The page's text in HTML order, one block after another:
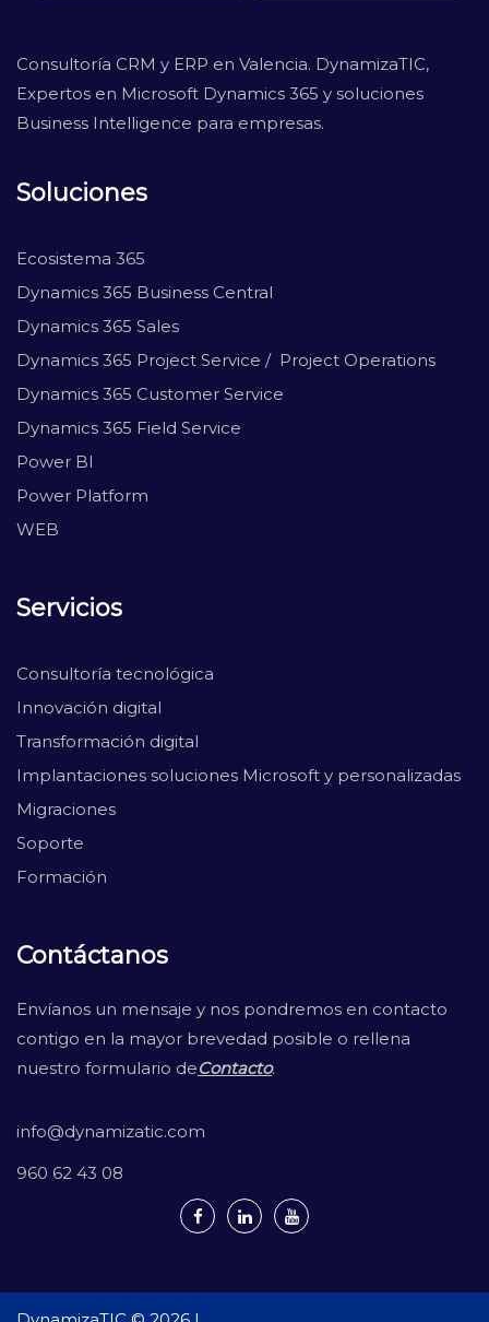
Consultoría CRM y ERP en Valencia. DynamizaTIC,
Expertos en Microsoft Dynamics 365 y soluciones
Business Intelligence para empresas.
Soluciones
Ecosistema 365
Dynamics 365 Business Central
Dynamics 365 Sales
Dynamics 365 Project Service / Project Operations
Dynamics 365 Customer Service
Dynamics 365 Field Service
Power BI
Power Platform
WEB
Servicios
Consultoría tecnológica
Innovación digital
Transformación digital
Implantaciones soluciones Microsoft y personalizadas
Migraciones
Soporte
Formación
Contáctanos
Envíanos un mensaje y nos pondremos en contacto
contigo en la mayor brevedad posible o rellena
nuestro formulario deContacto.
info@dynamizatic.com
960 62 43 08